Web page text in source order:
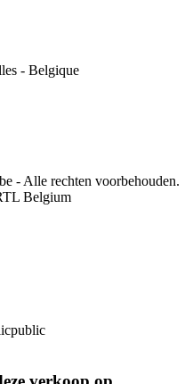
- Belgique
- Alle rechten voorbehouden.